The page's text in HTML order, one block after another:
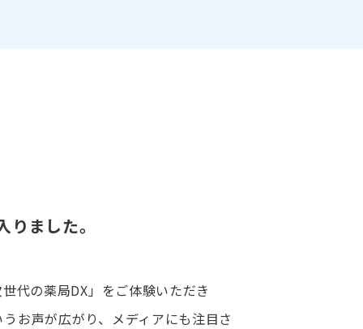
ました。
代の薬局DX」をご体験いただき
お声が広がり、メディアにも注目さ